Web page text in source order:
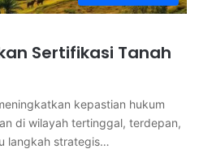
Sertifikasi Tanah
kepastian hukum
di wilayah tertinggal, terdepan,
langkah strategis…